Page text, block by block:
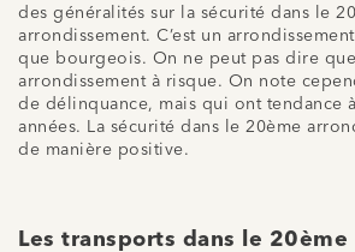
des généralités sur la sécurité dans le
arrondissement. C’est un
que bourgeois. On ne peut pas dire
arrondissement à risque. On note
de délinquance, mais qui ont tendance
années. La sécurité dans le 20ème
de manière positive.
Les transports dans le 20ème